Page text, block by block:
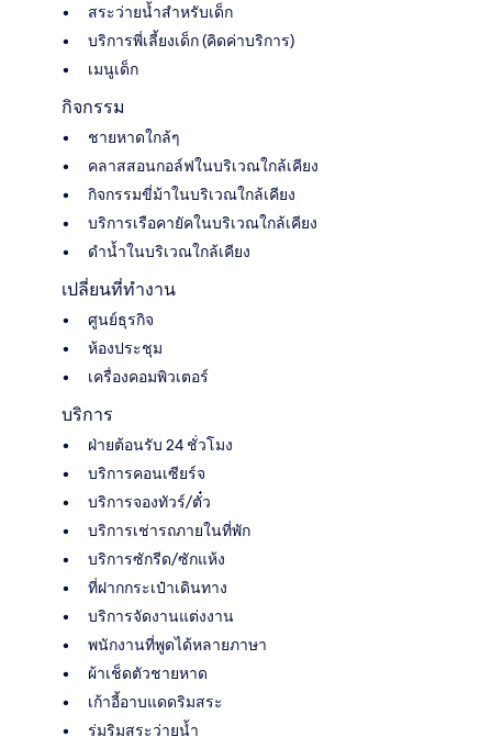
สระว่ายน้ำสำหรับเด็ก
บริการพี่เลี้ยงเด็ก (คิดค่าบริการ)
เมนูเด็ก
กิจกรรม
ชายหาดใกล้ๆ
คลาสสอนกอล์ฟในบริเวณใกล้เคียง
กิจกรรมขี่ม้าในบริเวณใกล้เคียง
บริการเรือคายัคในบริเวณใกล้เคียง
ดำน้ำในบริเวณใกล้เคียง
เปลี่ยนที่ทำงาน
ศูนย์ธุรกิจ
ห้องประชุม
เครื่องคอมพิวเตอร์
บริการ
ฝ่ายต้อนรับ 24 ชั่วโมง
บริการคอนเซียร์จ
บริการจองทัวร์/ตั๋ว
บริการเช่ารถภายในที่พัก
บริการซักรีด/ซักแห้ง
ที่ฝากกระเป๋าเดินทาง
บริการจัดงานแต่งงาน
พนักงานที่พูดได้หลายภาษา
ผ้าเช็ดตัวชายหาด
เก้าอี้อาบแดดริมสระ
ร่มริมสระว่ายน้ำ